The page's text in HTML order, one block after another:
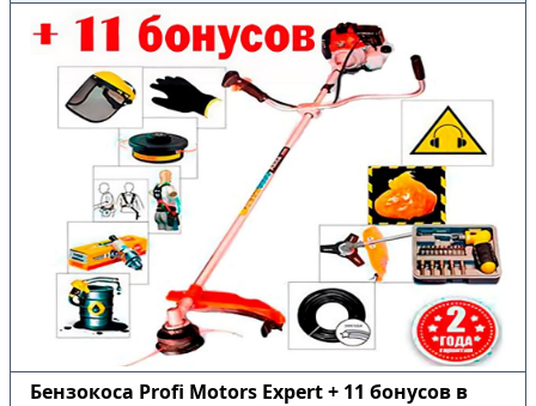
Бензокоса Profi Motors Expert + 11 бонусов в